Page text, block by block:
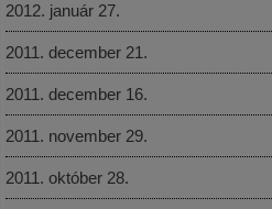
2012. január 27.
2011. december 21.
2011. december 16.
2011. november 29.
2011. október 28.